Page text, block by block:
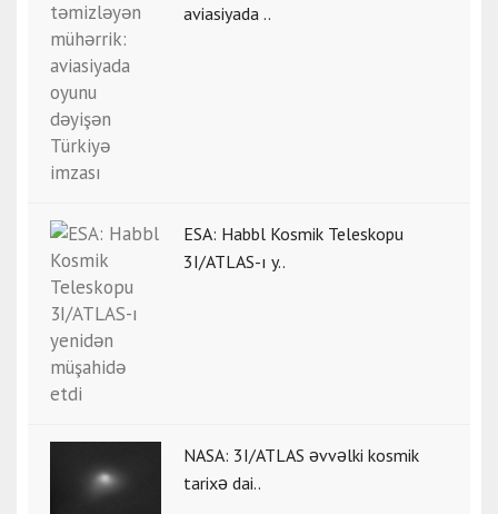
aviasiyada ..
ESA: Habbl Kosmik Teleskopu
3I/ATLAS-ı y..
NASA: 3I/ATLAS əvvəlki kosmik
tarixə dai..